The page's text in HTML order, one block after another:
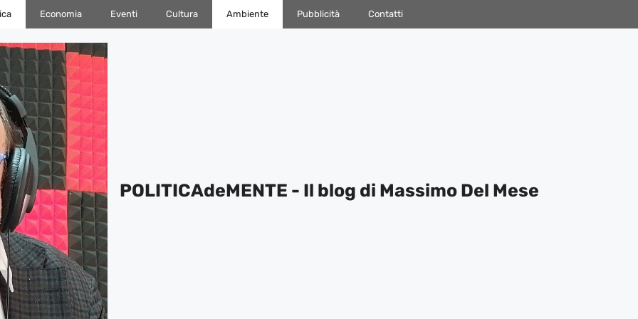
Economia Eventi Cultura Ambiente Pubblicità Contatti
POLITICAdeMENTE - Il blog di Massimo Del Mese